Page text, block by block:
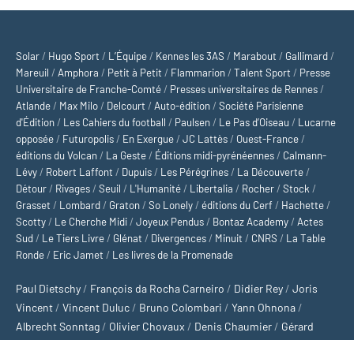
Solar / Hugo Sport / L’Équipe / Kennes les 3AS / Marabout / Gallimard /
Mareuil / Amphora / Petit à Petit / Flammarion /Talent Sport / Presse
Universitaire de Franche-Comté / Presses universitaires de Rennes /
Atlande / Max Milo / Delcourt / Auto-édition /Société Parisienne
d'Édition / Les Cahiers du football / Paulsen / Le Pas d’Oiseau / Lucarne
opposée / Futuropolis / En Exergue /JC Lattès / Ouest-France /
éditions du Volcan / La Geste / Éditions midi-pyrénéennes / Calmann-
Lévy / Robert Laffont / Dupuis / Les Pérégrines / La Découverte /
Détour / Rivages /Seuil / L'Humanité / Libertalia / Rocher /Stock /
Grasset / Lombard / Graton /So Lonely /éditions du Cerf / Hachette /
Scotty / Le Cherche Midi /Joyeux Pendus / Bontaz Academy / Actes
Sud / Le Tiers Livre / Glénat / Divergences / Minuit / CNRS / La Table
Ronde / Eric Jamet / Les livres de la Promenade
Paul Dietschy / François da Rocha Carneiro / Didier Rey / Joris
Vincent / Vincent Duluc / Bruno Colombari / Yann Ohnona /
Albrecht Sonntag / Olivier Chovaux / Denis Chaumier / Gérard